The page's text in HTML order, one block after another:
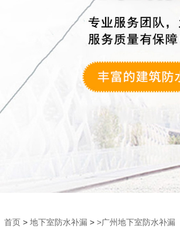
首页 > 地下室防水补漏 > >广州地下室防水补漏